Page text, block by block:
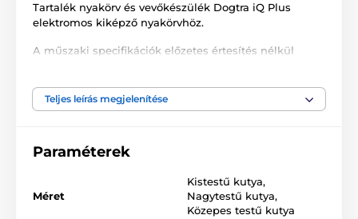
Tartalék nyakörv és vevőkészülék Dogtra iQ Plus
elektromos kiképző nyakörvhöz.
A műszaki specifikációk előzetes értesítés nélkül
Tartozékok kiképző nyakörvek
Dogtra
Teljes leírás megjelenítése
Paraméterek
Méret
Kistestű kutya,
Nagytestű kutya,
Közepes testű kutya